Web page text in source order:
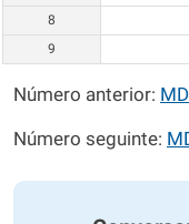
8
9
Número anterior:
Número seguinte: